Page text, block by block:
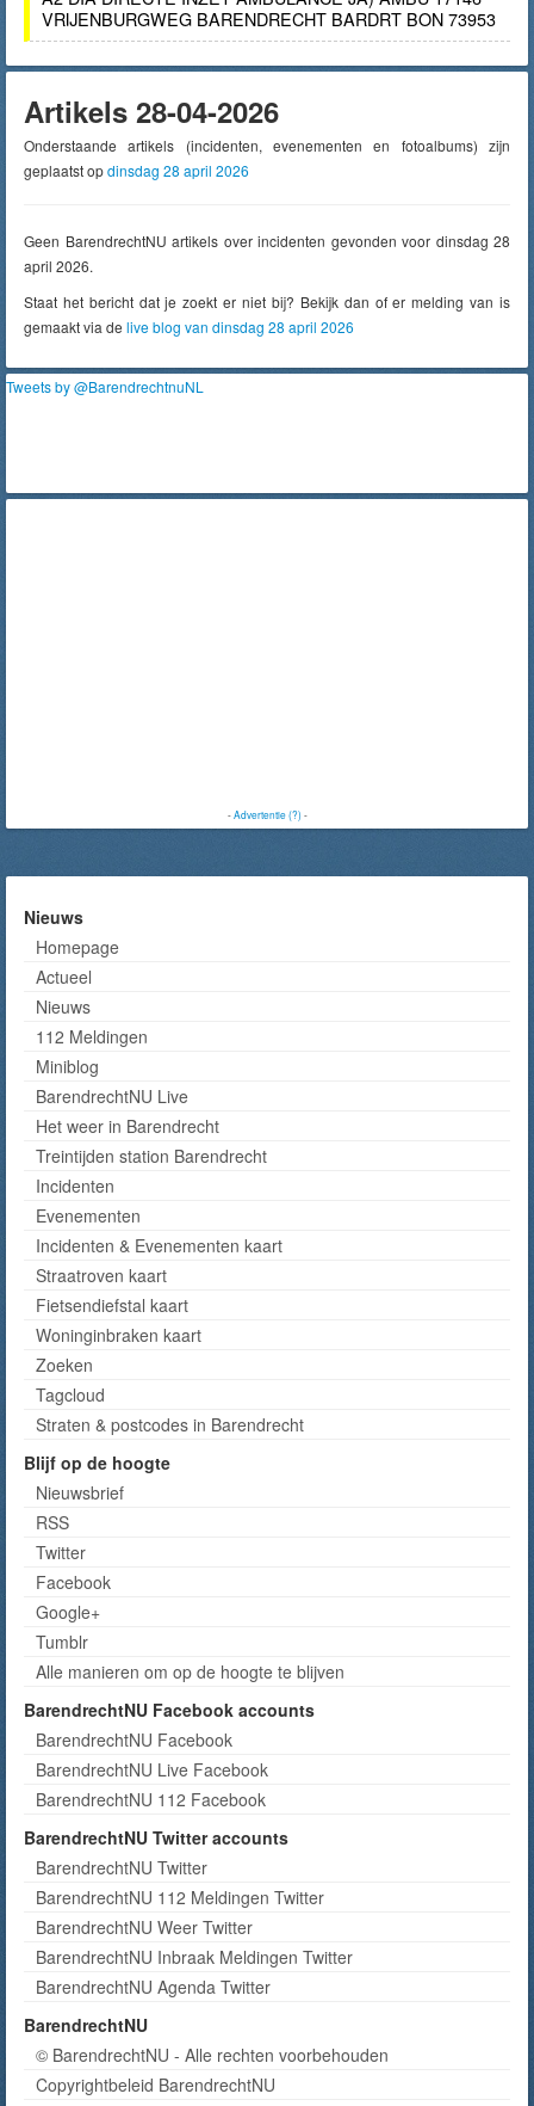
VRIJENBURGWEG BARENDRECHT BARDRT BON 73953
Artikels 28-04-2026
Onderstaande artikels (incidenten, evenementen en fotoalbums) zijn
geplaatst opdinsdag 28 april 2026
Geen BarendrechtNU artikels over incidenten gevonden voor dinsdag 28
april 2026.
Staat het bericht dat je zoekt er niet bij? Bekijk dan of er melding van is
gemaakt via de live blog van dinsdag 28 april 2026
Tweets by @BarendrechtnuNL
-Advertentie (?)-
Nieuws
Homepage
Actueel
Nieuws
112 Meldingen
Miniblog
BarendrechtNU Live
Het weer in Barendrecht
Treintijden station Barendrecht
Incidenten
Evenementen
Incidenten & Evenementen kaart
Straatroven kaart
Fietsendiefstal kaart
Woninginbraken kaart
Zoeken
Tagcloud
Straten & postcodes in Barendrecht
Blijf op de hoogte
Nieuwsbrief
RSS
Twitter
Facebook
Google+
Tumblr
Alle manieren om op de hoogte te blijven
BarendrechtNU Facebook accounts
BarendrechtNU Facebook
BarendrechtNU Live Facebook
BarendrechtNU 112 Facebook
BarendrechtNU Twitter accounts
BarendrechtNU Twitter
BarendrechtNU 112 Meldingen Twitter
BarendrechtNU Weer Twitter
BarendrechtNU Inbraak Meldingen Twitter
BarendrechtNU Agenda Twitter
BarendrechtNU
© BarendrechtNU - Alle rechten voorbehouden
Copyrightbeleid BarendrechtNU